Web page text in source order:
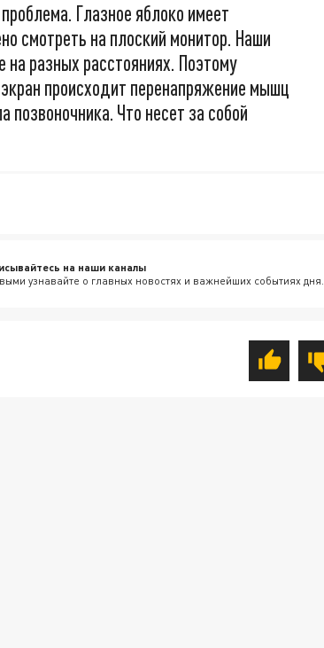
Глазное яблоко имеет
смотреть на плоский монитор. Наши
на разных расстояниях. Поэтому
происходит перенапряжение мышц
Что несет за собой
на наши каналы
узнавайте о главных новостях и важнейших событиях дня.